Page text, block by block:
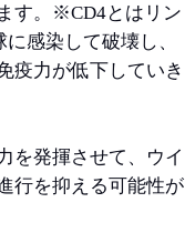
す。※CD4とはリン
感染して破壊し、
疫力が低下していき
を発揮させて、ウイ
行を抑える可能性が